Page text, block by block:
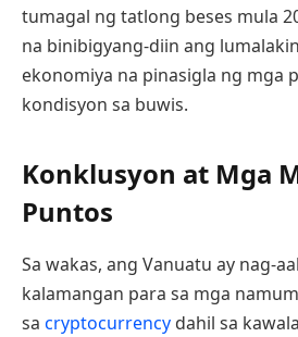
tumagal ng tatlong beses mula
na binibigyang-diin ang
ekonomiya na pinasigla ng mga
kondisyon sa buwis.
Konklusyon at Mga
Puntos
Sa wakas, ang Vanuatu ay nag-
kalamangan para sa mga
sa cryptocurrency dahil sa